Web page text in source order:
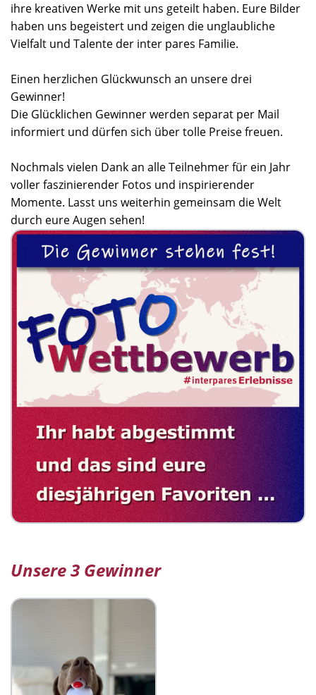
ihre kreativen Werke mit uns geteilt haben. Eure Bilder
haben uns begeistert und zeigen die unglaubliche
Vielfalt und Talente der inter pares Familie.
Einen herzlichen Glückwunsch an unsere drei
Gewinner!
Die Glücklichen Gewinner werden separat per Mail
informiert und dürfen sich über tolle Preise freuen.
Nochmals vielen Dank an alle Teilnehmer für ein Jahr
voller faszinierender Fotos und inspirierender
Momente. Lasst uns weiterhin gemeinsam die Welt
durch eure Augen sehen!
Unsere 3 Gewinner